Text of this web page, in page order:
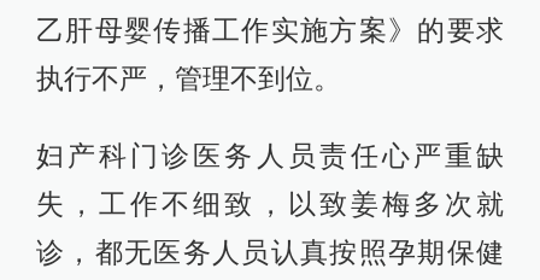
乙肝母婴传播工作实施方案》的要求
执行不严，管理不到位。
妇产科门诊医务人员责任心严重缺
失，工作不细致，以致姜梅多次就
诊，都无医务人员认真按照孕期保健